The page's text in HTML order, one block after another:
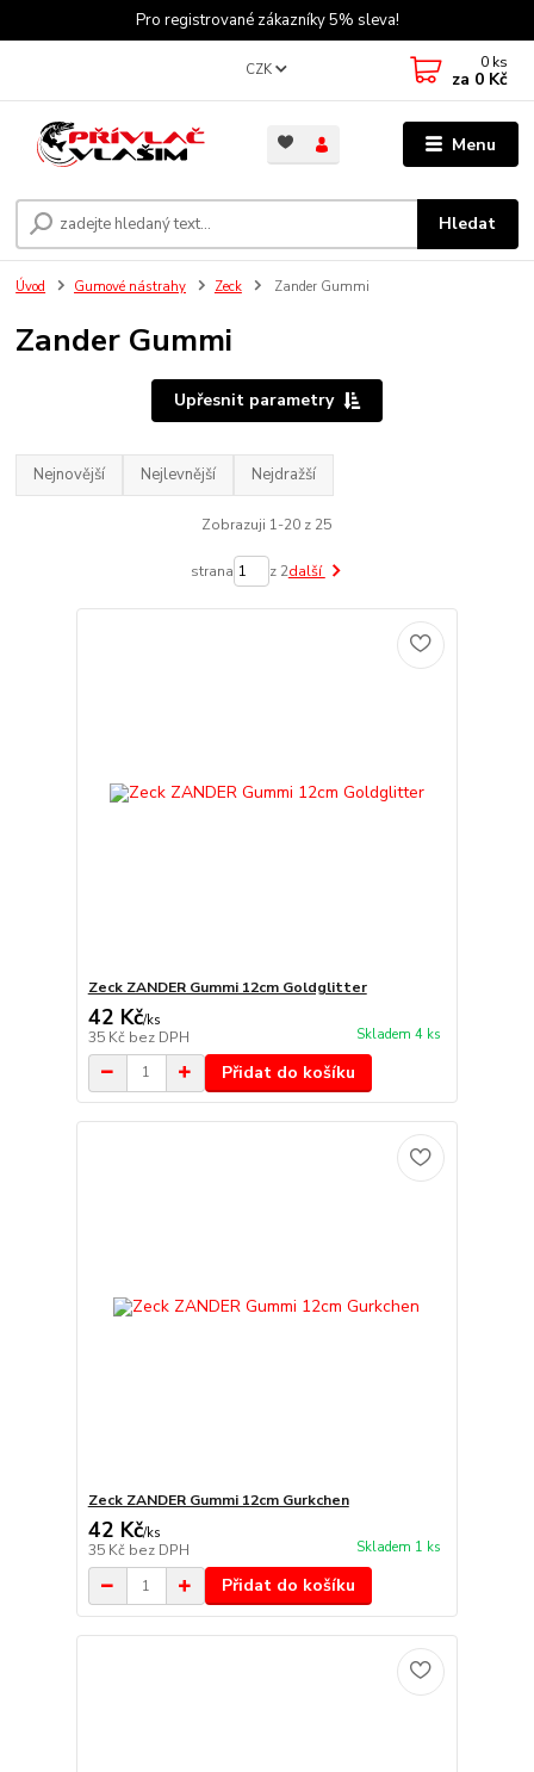
Pro registrované zákazníky 5% sleva!
Menu
CZK
Hledat
0 ks
za 0 Kč
Úvod Gumové nástrahy Zeck Zander Gummi
Zander Gummi
Upřesnit parametry
Nejnovější Nejlevnější Nejdražší
Zobrazuji 1-20 z 25
strana z 2další
Zeck ZANDER Gummi 12cm Goldglitter
42 Kč/ks
35 Kč bez DPH Skladem 4 ks
Přidat do košíku
Zeck ZANDER Gummi 12cm Gurkchen
42 Kč/ks
35 Kč bez DPH Skladem 1 ks
Přidat do košíku